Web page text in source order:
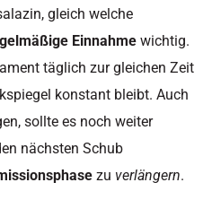
gleich welche
Einnahme wichtig.
täglich zur gleichen Zeit
konstant bleibt. Auch
sollte es noch weiter
nächsten Schub
zu verlängern.